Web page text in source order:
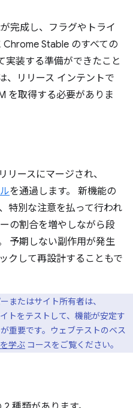
完成し、フラグやトライ
Stable のすべての
装する準備ができたこと
、リリース インテントで
を取得する必要がありま
リースにマージされ、
を通過します。 新機能の
特別な注意を払って行われ
の割合を増やしながら段
予期しない副作用が発生
クして再設計することもで
またはサイト所有者は、
トをテストして、機能が安定す
重要です。ウェブテストのベス
学ぶ コースをご覧ください。